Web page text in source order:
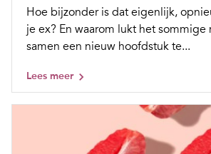
Hoe bijzonder is dat eigenlijk,
je ex? En waarom lukt het sommige
samen een nieuw hoofdstuk te...
Lees meer